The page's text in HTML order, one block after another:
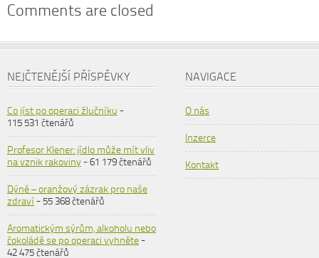
Comments are closed
NEJČTENĚJŠÍ PŘÍSPĚVKY
Co jíst po operaci žlučníku -
115 531 čtenářů
Profesor Klener: jídlo může mít vliv
na vznik rakoviny- 61 179 čtenářů
Dýně – oranžový zázrak pro naše
zdraví- 55 368 čtenářů
Aromatickým sýrům, alkoholu nebo
čokoládě se po operaci vyhněte-
42 475 čtenářů
NAVIGACE
O nás
Inzerce
Kontakt